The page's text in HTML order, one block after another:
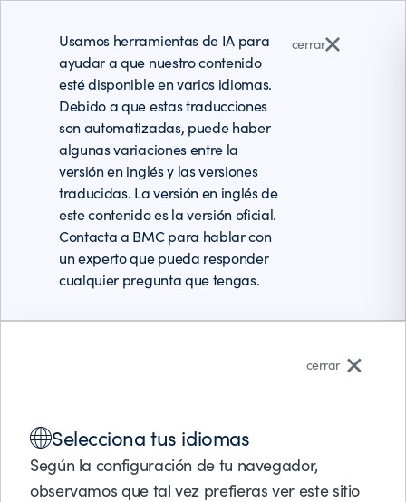
Socios de Negocios
Soporte
Usamos herramientas de IA para
ayudar a que nuestro contenido
esté disponible en varios idiomas.
Debido a que estas traducciones
son automatizadas, puede haber
algunas variaciones entre la
versión en inglés y las versiones
traducidas. La versión en inglés de
este contenido es la versión oficial.
Contacta a BMC para hablar con
un experto que pueda responder
cualquier pregunta que tengas.
cerrar
cerrar
Selecciona tus idiomas
Según la configuración de tu navegador,
observamos que tal vez prefieras ver este sitio
BMC AMI CLOUD 4: INSTALACIÓN DE SERVIDOR DE
GESTIÓN (WORKSHOP)